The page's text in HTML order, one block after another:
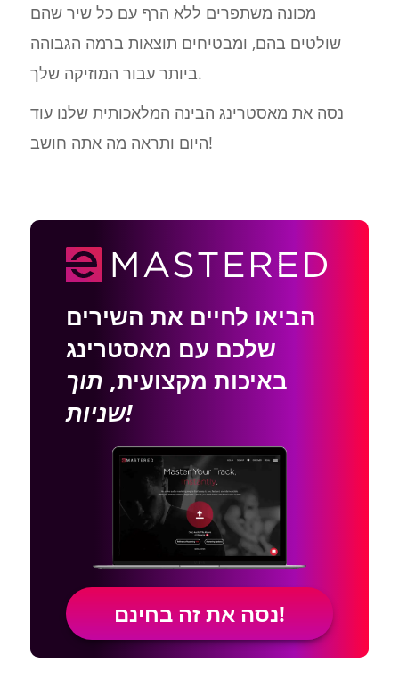
מכונה משתפרים ללא הרף עם כל שיר שהם
שולטים בהם, ומבטיחים תוצאות ברמה הגבוהה
ביותר עבור המוזיקה שלך.
נסה את מאסטרינג הבינה המלאכותית שלנו עוד
היום ותראה מה אתה חושב!
הביאו לחיים את השירים
שלכם עם מאסטרינג
באיכות מקצועית, תוך
שניות!
נסה את זה בחינם!